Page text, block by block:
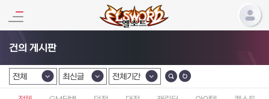
건의 게시판
카테고리 선택
전체
카테고리 선택
최신글
카테고리 선택
전체기간